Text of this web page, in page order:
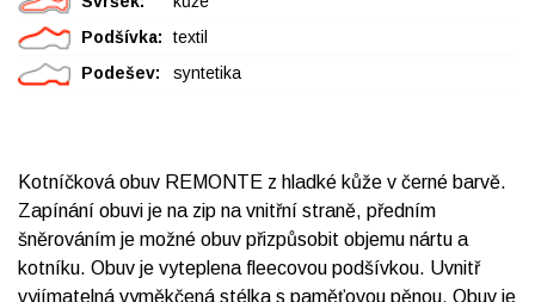
Podšívka:
textil
Podešev:
syntetika
Kotníčková obuv REMONTE z hladké kůže v černé barvě.
Zapínání obuvi je na zip na vnitřní straně, předním
šněrováním je možné obuv přizpůsobit objemu nártu a
kotníku. Obuv je vyteplena fleecovou podšívkou. Uvnitř
vyjímatelná vyměkčená stélka s paměťovou pěnou. Obuv je